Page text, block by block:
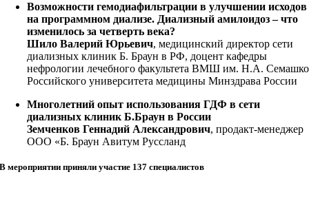
Возможности гемодиафильтрации в улучшении исходов
на программном диализе. Диализный амилоидоз – что
изменилось за четверть века?
Шило Валерий Юрьевич, медицинский директор сети
диализных клиник Б. Браун в РФ, доцент кафедры
нефрологии лечебного факультета ВМШ им. Н.А. Семашко
Российского университета медицины Минздрава России
Многолетний опыт использования ГДФ в сети
диализных клиник Б.Браун в России
Земченков Геннадий Александрович, продакт-менеджер
ООО «Б. Браун Авитум Руссланд
В мероприятии приняли участие 137 специалистов